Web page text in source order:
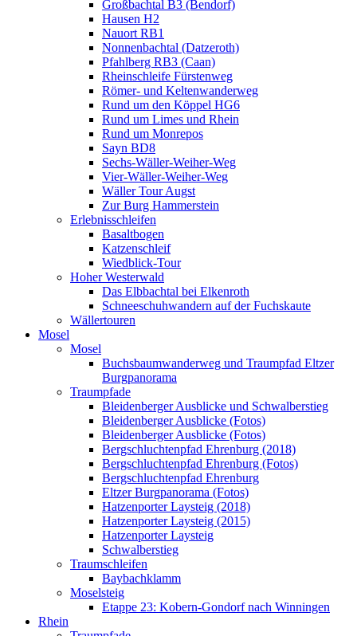
Großbachtal B3 (Bendorf)
Hausen H2
Nauort RB1
Nonnenbachtal (Datzeroth)
Pfahlberg RB3 (Caan)
Rheinschleife Fürstenweg
Römer- und Keltenwanderweg
Rund um den Köppel HG6
Rund um Limes und Rhein
Rund um Monrepos
Sayn BD8
Sechs-Wäller-Weiher-Weg
Vier-Wäller-Weiher-Weg
Wäller Tour Augst
Zur Burg Hammerstein
Erlebnisschleifen
Basaltbogen
Katzenschleif
Wiedblick-Tour
Hoher Westerwald
Das Elbbachtal bei Elkenroth
Schneeschuhwandern auf der Fuchskaute
Wällertouren
Mosel
Mosel
Buchsbaumwanderweg und Traumpfad Eltzer
Burgpanorama
Traumpfade
Bleidenberger Ausblicke und Schwalberstieg
Bleidenberger Ausblicke (Fotos)
Bleidenberger Ausblicke (Fotos)
Bergschluchtenpfad Ehrenburg (2018)
Bergschluchtenpfad Ehrenburg (Fotos)
Bergschluchtenpfad Ehrenburg
Eltzer Burgpanorama (Fotos)
Hatzenporter Laysteig (2018)
Hatzenporter Laysteig (2015)
Hatzenporter Laysteig
Schwalberstieg
Traumschleifen
Baybachklamm
Moselsteig
Etappe 23: Kobern-Gondorf nach Winningen
Rhein